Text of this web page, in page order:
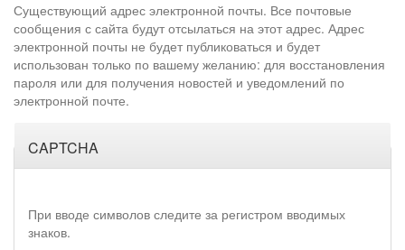
Существующий адрес электронной почты. Все почтовые
сообщения с сайта будут отсылаться на этот адрес. Адрес
электронной почты не будет публиковаться и будет
использован только по вашему желанию: для восстановления
пароля или для получения новостей и уведомлений по
электронной почте.
CAPTCHA
При вводе символов следите за регистром вводимых
знаков.